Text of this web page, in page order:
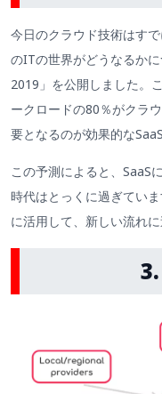
今日のクラウド技術はす
のITの世界がどうなるか
2019」を公開しました。
ークロードの80％がクラ
要となるのが効果的な
この予測によると、SaaS
時代はとっくに過ぎてい
に活用して、新しい流れに